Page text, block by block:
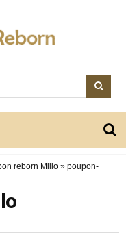
reborn Millo » poupon-